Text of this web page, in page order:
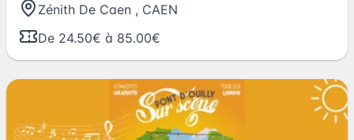
Zénith De Caen , CAEN
De 24.50€ à 85.00€